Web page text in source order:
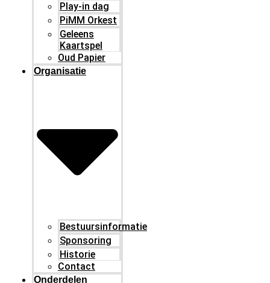
Play-in dag
PiMM Orkest
Geleens
Kaartspel
Oud Papier
Organisatie
Bestuursinformatie
Sponsoring
Historie
Contact
Onderdelen